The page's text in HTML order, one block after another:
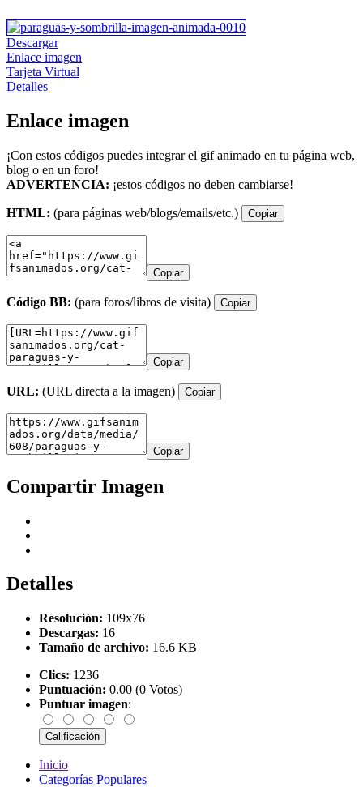
Descargar
Enlace imagen
Tarjeta Virtual
Detalles
Enlace imagen
¡Con estos códigos puedes integrar el gif animado en tu página web,
blog o en un foro!
ADVERTENCIA: ¡estos códigos no deben cambiarse!
HTML: (para páginas web/blogs/emails/etc.) Copiar
Copiar
Código BB: (para foros/libros de visita) Copiar
Copiar
URL: (URL directa a la imagen) Copiar
Copiar
Compartir Imagen
Detalles
Resolución: 109x76
Descargas: 16
Tamaño de archivo: 16.6 KB
Clics: 1236
Puntuación: 0.00 (0 Votos)
Puntuar imagen:
Inicio
Categorías Populares